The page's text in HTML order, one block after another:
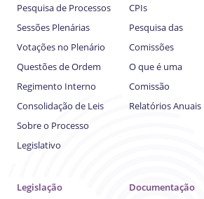
Pesquisa de Processos
Sessões Plenárias
Votações no Plenário
Questões de Ordem
Regimento Interno
Consolidação de Leis
Sobre o Processo
Legislativo
CPIs
Pesquisa das
Comissões
O que é uma
Comissão
Relatórios Anuais
Legislação
Documentação